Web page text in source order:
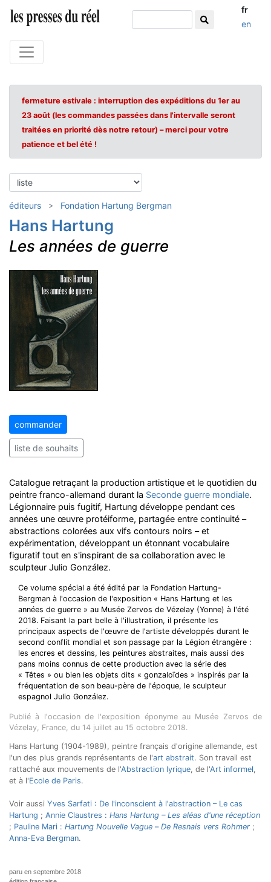
fr
en
fermeture estivale : interruption des expéditions du 1er au
23 août (les commandes passées dans l'intervalle seront
traitées en priorité dès notre retour) – merci pour votre
patience et bel été !
éditeurs Fondation Hartung Bergman
Hans Hartung
Les années de guerre
commander
liste de souhaits
Catalogue retraçant la production artistique et le quotidien du
peintre franco-allemand durant la Seconde guerre mondiale.
Légionnaire puis fugitif, Hartung développe pendant ces
années une œuvre protéiforme, partagée entre continuité –
abstractions colorées aux vifs contours noirs – et
expérimentation, développant un étonnant vocabulaire
figuratif tout en s'inspirant de sa collaboration avec le
sculpteur Julio González.
Ce volume spécial a été édité par la Fondation Hartung-
Bergman à l'occasion de l'exposition « Hans Hartung et les
années de guerre » au Musée Zervos de Vézelay (Yonne) à l'été
2018. Faisant la part belle à l'illustration, il présente les
principaux aspects de l'œuvre de l'artiste développés durant le
second conflit mondial et son passage par la Légion étrangère :
les encres et dessins, les peintures abstraites, mais aussi des
pans moins connus de cette production avec la série des
« Têtes » ou bien les objets dits « gonzaloïdes » inspirés par la
fréquentation de son beau-père de l'époque, le sculpteur
espagnol Julio González.
Publié à l'occasion de l'exposition éponyme au Musée Zervos de
Vézelay, France, du 14 juillet au 15 octobre 2018.
Hans Hartung (1904-1989), peintre français d'origine allemande, est
l'un des plus grands représentants de l'art abstrait. Son travail est
rattaché aux mouvements de l'Abstraction lyrique, de l'Art informel,
et à l'Ecole de Paris.
Voir aussi Yves Sarfati : De l'inconscient à l'abstraction – Le cas
Hartung ; Annie Claustres : Hans Hartung – Les aléas d'une réception
; Pauline Mari : Hartung Nouvelle Vague – De Resnais vers Rohmer ;
Anna-Eva Bergman.
paru en septembre 2018